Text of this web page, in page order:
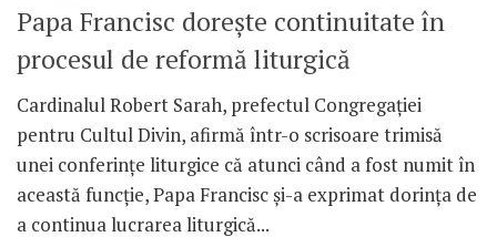
Papa Francisc doreşte continuitate în
procesul de reformă liturgică
Cardinalul Robert Sarah, prefectul Congregaţiei
pentru Cultul Divin, afirmă într-o scrisoare trimisă
unei conferinţe liturgice că atunci când a fost numit în
această funcţie, Papa Francisc şi-a exprimat dorinţa de
a continua lucrarea liturgică...